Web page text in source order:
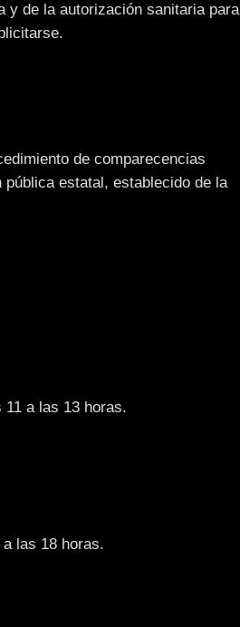
y de la autorización sanitaria para
de comparecencias
estatal, establecido de la
a las 13 horas.
las 18 horas.